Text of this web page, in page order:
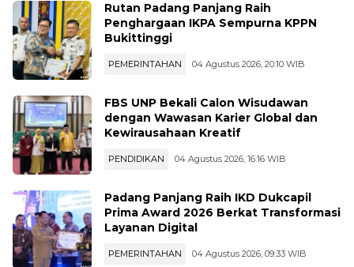
Rutan Padang Panjang Raih
Penghargaan IKPA Sempurna KPPN
Bukittinggi
PEMERINTAHAN 04 Agustus 2026, 20:10 WIB
FBS UNP Bekali Calon Wisudawan
dengan Wawasan Karier Global dan
Kewirausahaan Kreatif
PENDIDIKAN 04 Agustus 2026, 16:16 WIB
Padang Panjang Raih IKD Dukcapil
Prima Award 2026 Berkat Transformasi
Layanan Digital
PEMERINTAHAN 04 Agustus 2026, 09:33 WIB